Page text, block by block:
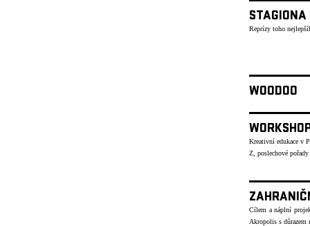
STAGIONA
Reprízy toho
WOODOO
Kreativní edukace v
Z, poslechové
Cílem a náplní
Akropolis s důrazem